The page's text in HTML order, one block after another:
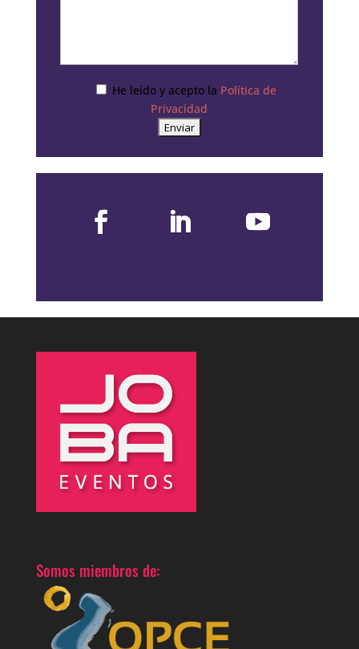
He leído y acepto la Política de
Privacidad
Somos miembros de: